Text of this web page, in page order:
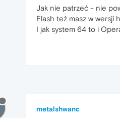
Jak nie patrzeć - nie
Flash też masz w wersji
I jak system 64 to i
metalshwanc